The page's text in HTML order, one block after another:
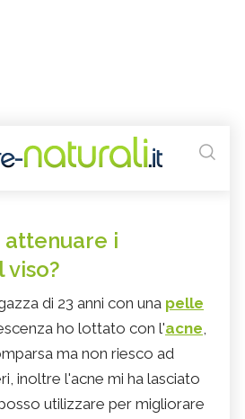
attenuare i
viso?
di 23 anni con una pelle
ho lottato con l'acne,
ma non riesco ad
inoltre l'acne mi ha lasciato
utilizzare per migliorare